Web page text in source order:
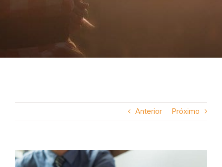
Anterior Próximo